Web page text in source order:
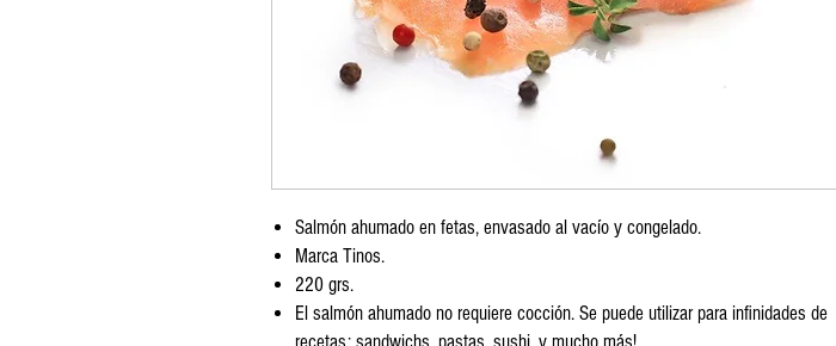
Salmón ahumado en fetas, envasado al vacío y congelado.
Marca Tinos.
220 grs.
El salmón ahumado no requiere cocción. Se puede utilizar para infinidades de